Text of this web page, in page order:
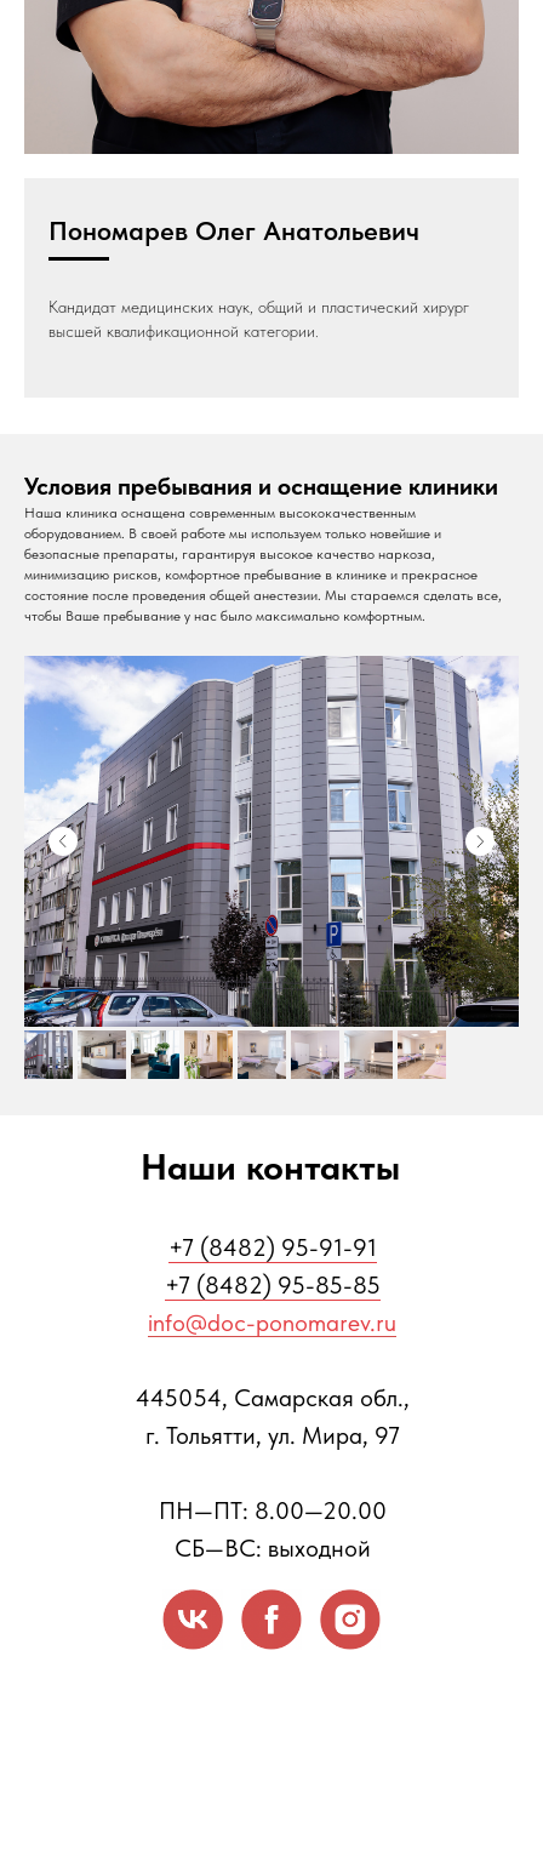
Пономарев Олег Анатольевич
Кандидат медицинских наук, общий и пластический хирург
высшей квалификационной категории.
Условия пребывания и оснащение клиники
Наша клиника оснащена современным высококачественным
оборудованием. В своей работе мы используем только новейшие и
безопасные препараты, гарантируя высокое качество наркоза,
минимизацию рисков, комфортное пребывание в клинике и прекрасное
состояние после проведения общей анестезии. Мы стараемся сделать все,
чтобы Ваше пребывание у нас было максимально комфортным.
+7 (8482) 95-91-91
+7 (8482) 95-85-85
info@doc-ponomarev.ru
445054, Самарская обл.,
г. Тольятти, ул. Мира, 97
ПН—ПТ: 8.00—20.00
СБ—ВС: выходной
Наши контакты